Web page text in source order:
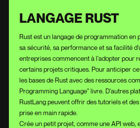
LANGAGE RUST
Rust est un langage de programmation en
sa sécurité, sa performance et sa facilité
entreprises commencent à l'adopter pour
certains projets critiques. Pour anticiper
les bases de Rust avec des ressources
Programming Language" livre. D'autres
RustLang peuvent offrir des tutoriels et
prise en main rapide.
Crée un petit projet, comme une API web,